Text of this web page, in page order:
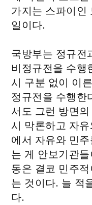
가지는 스파이인
일이다.
국방부는 정규전
비정규전을 수행
시 구분 없이 이
정규전을 수행한
서도 그런 방면
시 막론하고 자
에서 자유와 민
는 게 안보기관
동은 결코 민주
는 것이다. 늘 적
다.